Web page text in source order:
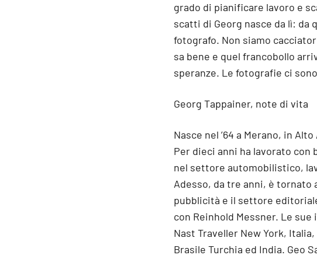
grado di pianificare lavoro e
scatti di Georg nasce da lì: da
fotografo. Non siamo
sa bene e quel francobollo
speranze. Le fotografie ci
Georg Tappainer, note di vita
Nasce nel ’64 a Merano, in
Per dieci anni ha lavorato con
nel settore automobilistico,
Adesso, da tre anni, è tornato
pubblicità e il settore
con Reinhold Messner. Le
Nast Traveller New York,
Brasile Turchia ed India. Geo